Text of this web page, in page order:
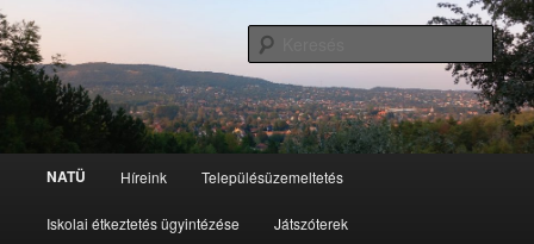
Tovább
az
elsődleges
tartalomraNagykovácsi Településüzemeltetési
Intézmény
NATÜ Híreink Településüzemeltetés
Iskolai étkeztetés ügyintézése Játszóterek